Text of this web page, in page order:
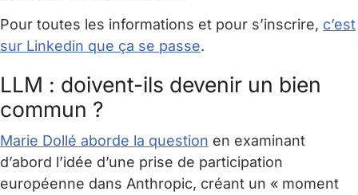
Pour toutes les informations et pour s’inscrire, c’est
sur Linkedin que ça se passe.
LLM : doivent-ils devenir un bien
commun ?
Marie Dollé aborde la question en examinant
d’abord l’idée d’une prise de participation
européenne dans Anthropic, créant un « moment